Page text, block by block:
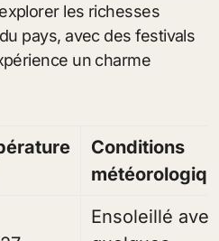
les richesses
pays, avec des festivals
un charme
Conditions
Ensoleillé avec